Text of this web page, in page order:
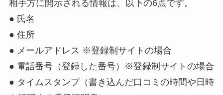
相手方に開示される情報は、以下の6点です。
● 氏名
● 住所
● メールアドレス ※登録制サイトの場合
● 電話番号（登録した番号）※登録制サイトの場合
● タイムスタンプ（書き込んだ口コミの時間や日時